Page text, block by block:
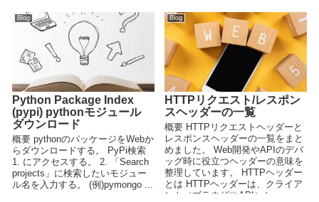
Blog
Python Package Index
(pypi) pythonモジュール
ダウンロード
概要 pythonのパッケージをWebか
らダウンロードする。 PyPi検索
1. にアクセスする。 2. 「Search
projects」に検索したいモジュー
ル名を入力する。 (例)pymongo ...
Blog
HTTPリクエスト/レスポン
スヘッダーの一覧
概要 HTTPリクエストヘッダーと
レスポンスヘッダーの一覧をまと
めました。 Web開発やAPIのデバ
ッグ時に役立つヘッダーの意味を
整理しています。 HTTPヘッダー
とは HTTPヘッダーは、クライア
ント（ブラウザやAPI）と...